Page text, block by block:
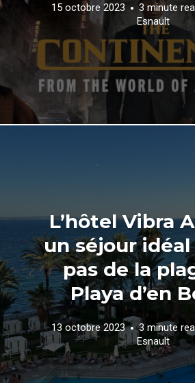
15 octobre 2023 3 minute
Esnault
L’hôtel Vibra
un séjour
pas de la
Playa d’en
13 octobre 2023 3 minute
Esnault